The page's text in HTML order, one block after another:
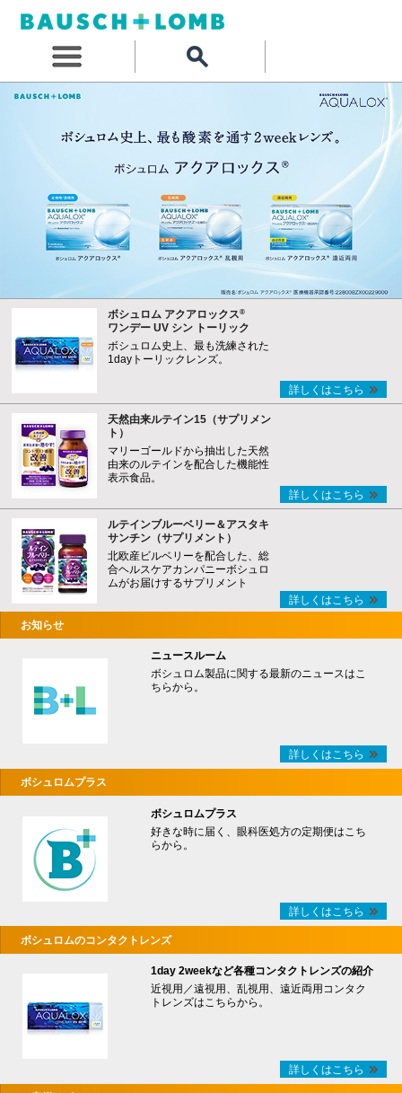
ボシュロム アクアロックス®
ワンデー UV シン トーリック
ボシュロム史上、最も洗練された
1dayトーリックレンズ。
詳しくはこちら
天然由来ルテイン15（サプリメン
ト）
マリーゴールドから抽出した天然
由来のルテインを配合した機能性
表示食品。
詳しくはこちら
ルテインブルーベリー＆アスタキ
サンチン（サプリメント）
北欧産ビルベリーを配合した、総
合ヘルスケアカンパニーボシュロ
ムがお届けするサプリメント
詳しくはこちら
お知らせ
ニュースルーム
ボシュロム製品に関する最新のニュースはこ
ちらから。
詳しくはこちら
ボシュロムプラス
ボシュロムプラス
好きな時に届く、眼科医処方の定期便はこち
らから。
詳しくはこちら
ボシュロムのコンタクトレンズ
1day 2weekなど各種コンタクトレンズの紹介
近視用／遠視用、乱視用、遠近両用コンタク
トレンズはこちらから。
詳しくはこちら